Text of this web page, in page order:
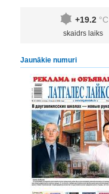
+19.2 °C
skaidrs laiks
Jaunākie numuri